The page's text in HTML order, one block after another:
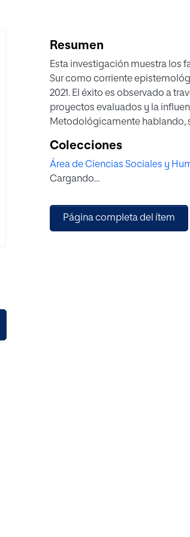
Resumen
Esta investigación muestra los
Sur como corriente
2021. El éxito es observado a
proyectos evaluados y la
Metodológicamente hablando,
República Dominicana: el
se utilizaron estadísticas
que los proyectos evaluados
incidencia en el desarrollo de
Colecciones
Área de Ciencias Sociales y
Cargando...
Página completa del ítem